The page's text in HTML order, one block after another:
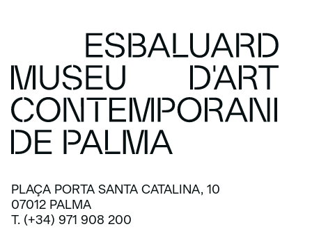
PLAÇA PORTA SANTA CATALINA, 10
07012 PALMA
T. (+34) 971 908 200